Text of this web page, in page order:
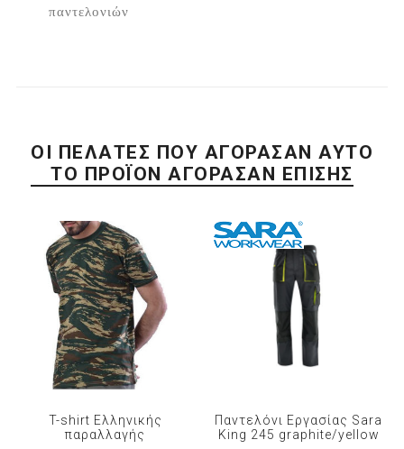
παντελονιών
ΟΙ ΠΕΛΆΤΕΣ ΠΟΥ ΑΓΌΡΑΣΑΝ ΑΥΤΌ
ΤΟ ΠΡΟΪΌΝ ΑΓΌΡΑΣΑΝ ΕΠΊΣΗΣ
T-shirt Ελληνικής
παραλλαγής
Παντελόνι Εργασίας Sara
King 245 graphite/yellow